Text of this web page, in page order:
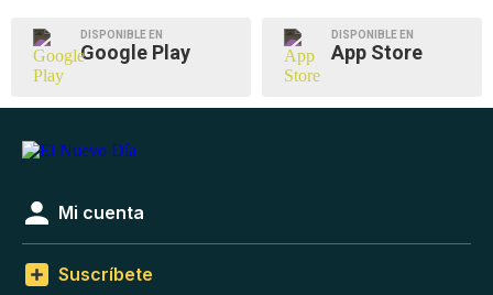
DISPONIBLE EN
Google Play
DISPONIBLE EN
App Store
Mi cuenta
Suscríbete